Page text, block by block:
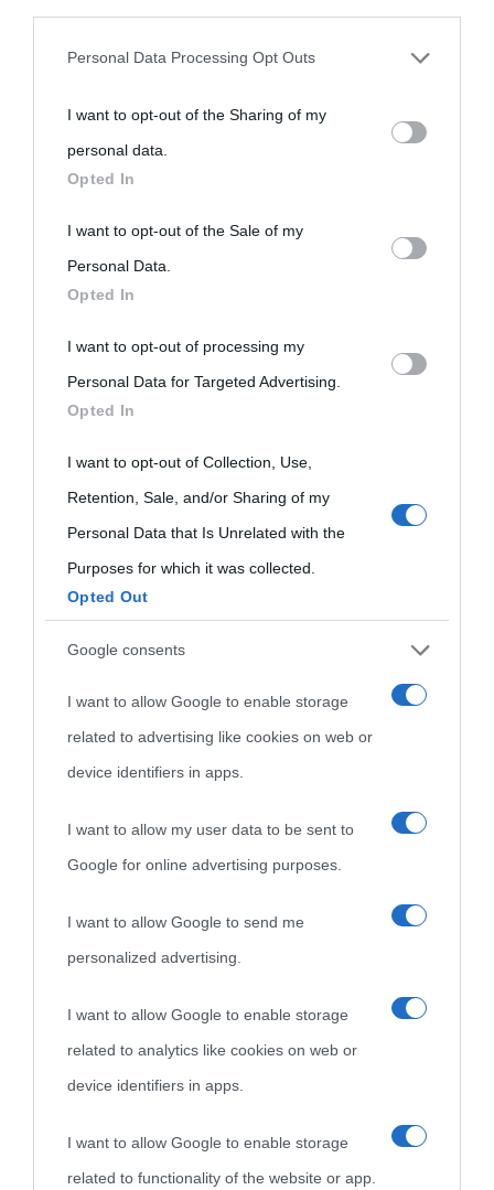
third parties prior to your opt-out.
personal information by third parties on the IAB’s list of
downstream participants.
This information may also be disclosed by us to third parties
on the IAB’s List of Downstream Participants that may further
disclose it to other third parties.
Please note that this website/app uses one or more Google
services and may gather and store information including but
not limited to your visit or usage behaviour. You may click to
grant or deny consent to Google and its third-party tags to
use your data for below specified purposes in below Google
consent section.
Personal Data Processing Opt Outs
I want to opt-out of the Sharing of my
personal data.
Opted In
I want to opt-out of the Sale of my
Personal Data.
Opted In
I want to opt-out of processing my
Personal Data for Targeted Advertising.
Opted In
I want to opt-out of Collection, Use,
Retention, Sale, and/or Sharing of my
Personal Data that Is Unrelated with the
Purposes for which it was collected.
Opted Out
Google consents
I want to allow Google to enable storage
related to advertising like cookies on web or
device identifiers in apps.
I want to allow my user data to be sent to
Google for online advertising purposes.
I want to allow Google to send me
personalized advertising.
I want to allow Google to enable storage
related to analytics like cookies on web or
device identifiers in apps.
I want to allow Google to enable storage
related to functionality of the website or app.
Biografie
Biografie di
visitate
Ricorrenze
Che giorno era?
Aforismi
Mappa del sito